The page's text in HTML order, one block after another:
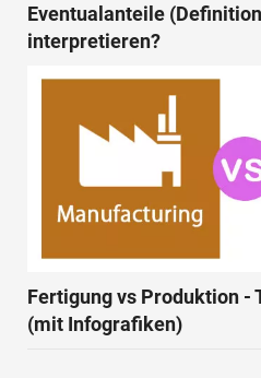
Eventualanteile
interpretieren?
Fertigung vs Produktion -
(mit Infografiken)